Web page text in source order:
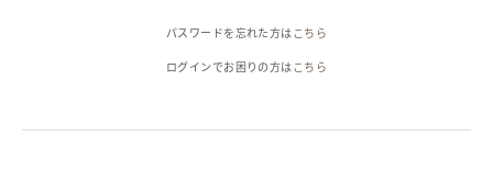
パスワードを忘れた方は こちら
ログインでお困りの方は こちら